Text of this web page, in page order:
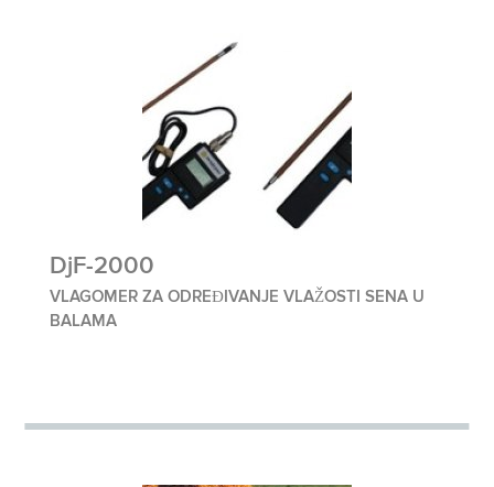
DjF-2000
VLAGOMER ZA ODREĐIVANJE VLAŽOSTI SENA U
BALAMA